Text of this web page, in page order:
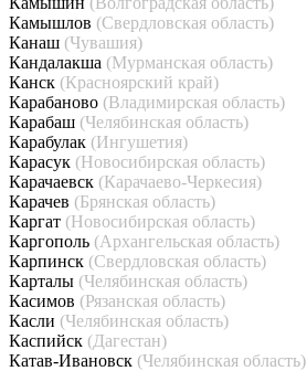
Камышлов (Свердловская область)
Канаш (Чувашия)
Кандалакша (Мурманская область)
Канск (Красноярский край)
Карабаново (Владимирская область)
Карабаш (Челябинская область)
Карабулак (Ингушетия)
Карасук (Новосибирская область)
Карачаевск (Карачаево-Черкесия)
Карачев (Брянская область)
Каргат (Новосибирская область)
Каргополь (Архангельская область)
Карпинск (Свердловская область)
Карталы (Челябинская область)
Касимов (Рязанская область)
Касли (Челябинская область)
Каспийск (Дагестан)
Катав-Ивановск (Челябинская область)